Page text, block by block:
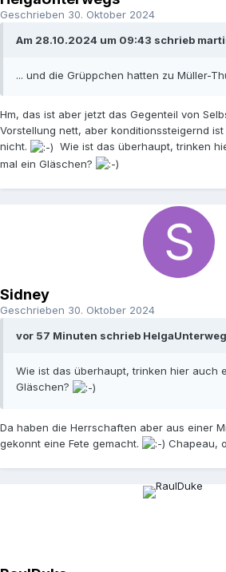
Geschrieben 30. Oktober 2024
Am 28.10.2024 um 09:43 schrieb
... und die Grüppchen hatten zu Müller-
Hm, das ist aber jetzt das Gegenteil von
Vorstellung nett, aber konditionssteigernd
nicht.
Wie ist das überhaupt, trinken
mal ein Gläschen?
Sidney
Geschrieben 30. Oktober 2024
vor 57 Minuten schrieb
Wie ist das überhaupt, trinken hier auch
Gläschen?
Da haben die Herrschaften aber aus einer
gekonnt eine Fete gemacht.
Chapeau,